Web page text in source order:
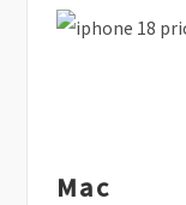
Mac